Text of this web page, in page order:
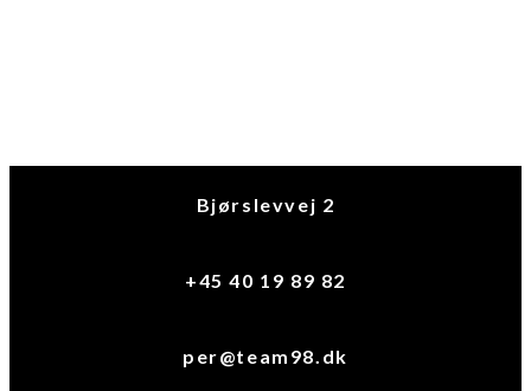
Bjørslevvej 2
+45 40 19 89 82
per@team98.dk